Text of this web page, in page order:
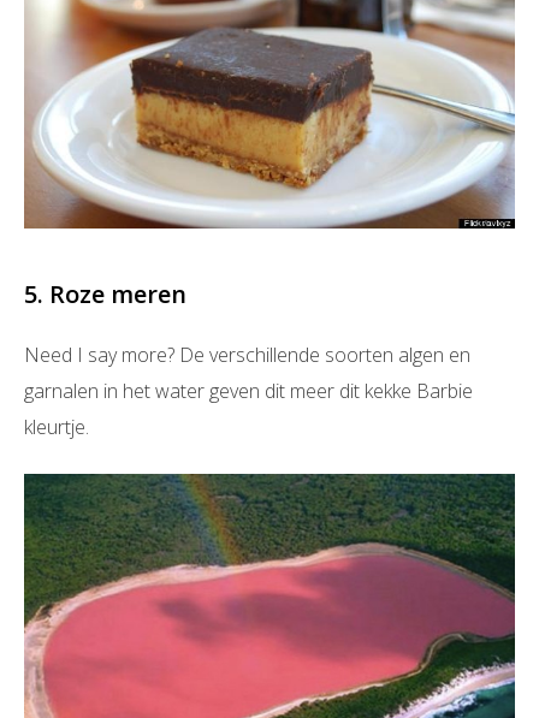
5. Roze meren
Need I say more? De verschillende soorten algen en
garnalen in het water geven dit meer dit kekke Barbie
kleurtje.